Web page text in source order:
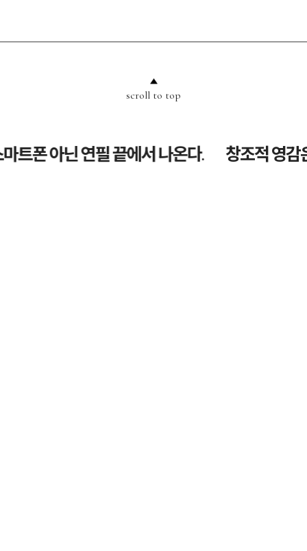
scroll to top
nbsp;폰 아닌 연필 끝에서 나온다. 창조적 영감